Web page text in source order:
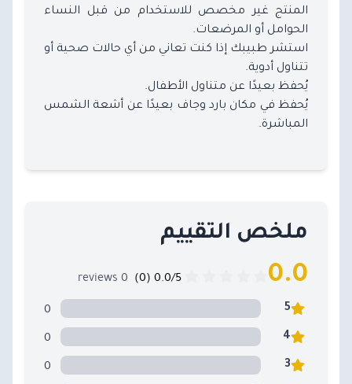
المنتج غير مخصص للاستخدام من قبل النساء
الحوامل أو المرضعات.
استشر طبيبك إذا كنت تعاني من أي حالات صحية أو
تتناول أدوية.
يُحفظ بعيدًا عن متناول الأطفال.
يُحفظ في مكان بارد وجاف بعيدًا عن أشعة الشمس
المباشرة.
ملخص التقييم
0.0
0 reviews
5
0
4
0
3
0